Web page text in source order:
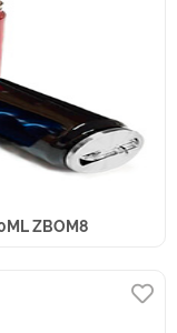
ZBOM8